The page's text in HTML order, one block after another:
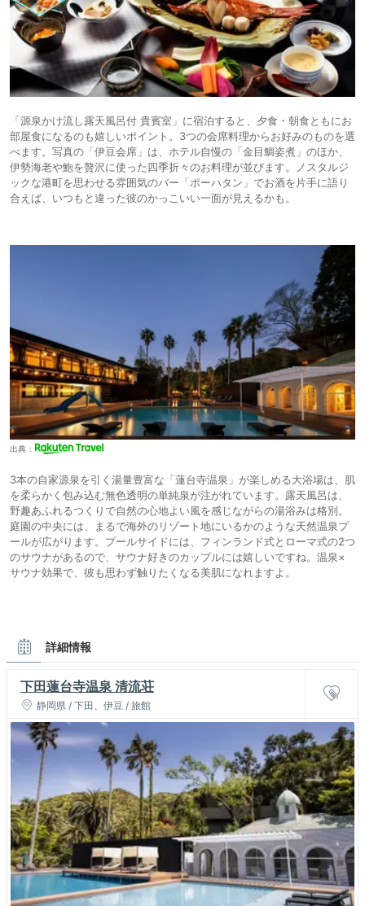
「源泉かけ流し露天風呂付 貴賓室」に宿泊すると、夕食・朝食ともにお
部屋食になるのも嬉しいポイント。3つの会席料理からお好みのものを選
べます。写真の「伊豆会席」は、ホテル自慢の「金目鯛姿煮」のほか、
伊勢海老や鮑を贅沢に使った四季折々のお料理が並びます。ノスタルジ
ックな港町を思わせる雰囲気のバー「ポーハタン」でお酒を片手に語り
合えば、いつもと違った彼のかっこいい一面が見えるかも。
出典：
3本の自家源泉を引く湯量豊富な「蓮台寺温泉」が楽しめる大浴場は、肌
を柔らかく包み込む無色透明の単純泉が注がれています。露天風呂は、
野趣あふれるつくりで自然の心地よい風を感じながらの湯浴みは格別。
庭園の中央には、まるで海外のリゾート地にいるかのような天然温泉プ
ールが広がります。プールサイドには、フィンランド式とローマ式の2つ
のサウナがあるので、サウナ好きのカップルには嬉しいですね。温泉×
サウナ効果で、彼も思わず触りたくなる美肌になれますよ。
詳細情報
下田蓮台寺温泉 清流荘
静岡県 / 下田、伊豆 / 旅館